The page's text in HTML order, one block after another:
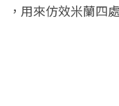
，用來仿效米蘭四